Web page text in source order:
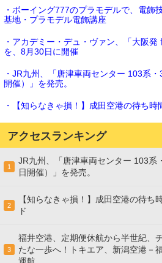
・ボーイング777のプラモデルで、電飾
基地・プラモデル電飾講座
・アカデミー・デュ・ヴァン、「大阪発
を、8月30日に開催
・JR九州、「唐津車両センター 103系
開催）」を発売。
・【知らなきゃ損！】成田空港の待ち
アクセスランキング
1
JR九州、「唐津車両センター 103系
日開催）」を発売。
2
【知らなきゃ損！】成田空港の待ち
ド
3
福井空港、定期便休航から半世紀、
たな一歩へ！トキエア、新潟空港－